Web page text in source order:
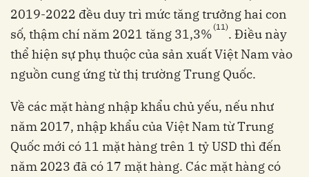
2019-2022 đều duy trì mức tăng trưởng hai con
số, thậm chí năm 2021 tăng 31,3%(11). Điều này
thể hiện sự phụ thuộc của sản xuất Việt Nam vào
nguồn cung ứng từ thị trường Trung Quốc.
Về các mặt hàng nhập khẩu chủ yếu, nếu như
năm 2017, nhập khẩu của Việt Nam từ Trung
Quốc mới có 11 mặt hàng trên 1 tỷ USD thì đến
năm 2023 đã có 17 mặt hàng. Các mặt hàng có